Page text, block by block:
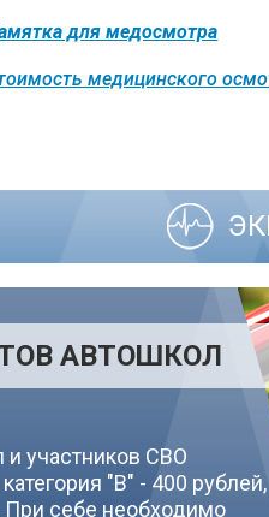
для медосмотра
медицинского
АВТОШКОЛ
и участников СВО
"В" - 400 рублей,
При себе необходимо